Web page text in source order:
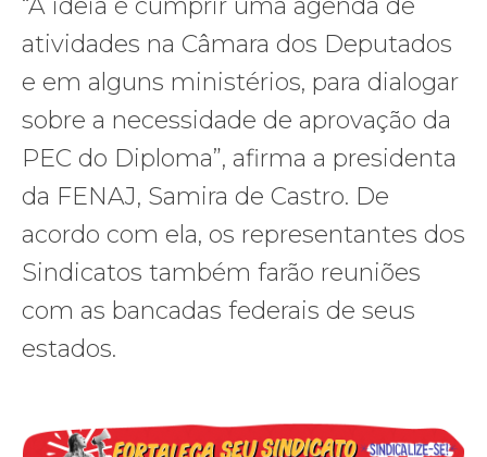
atividades na Câmara dos Deputados
e em alguns ministérios, para dialogar
sobre a necessidade de aprovação da
PEC do Diploma”, afirma a presidenta
da FENAJ, Samira de Castro. De
acordo com ela, os representantes dos
Sindicatos também farão reuniões
com as bancadas federais de seus
estados.